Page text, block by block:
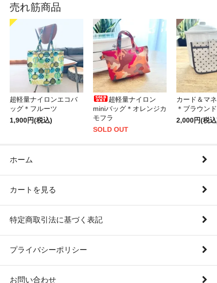
売れ筋商品
超軽量ナイロンエコバ
ッグ＊フルーツ
1,900円(税込)
超軽量ナイロン
miniバッグ＊オレンジカ
モフラ
SOLD OUT
カード＆マ
＊ブラウン
2,000円(税
ホーム
カートを見る
特定商取引法に基づく表記
プライバシーポリシー
お問い合わせ